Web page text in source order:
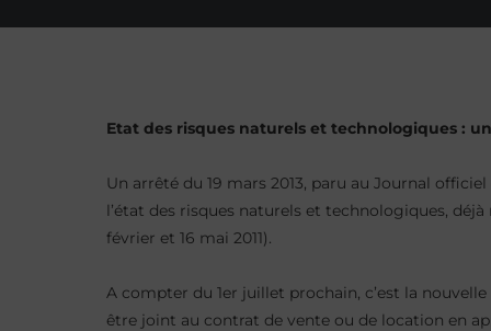
Etat des risques naturels et technologiques :
Un arrêté du 19 mars 2013, paru au Journal
l’état des risques naturels et technologiques,
février et 16 mai 2011).
A compter du 1er juillet prochain, c’est la
être joint au contrat de vente ou de location en